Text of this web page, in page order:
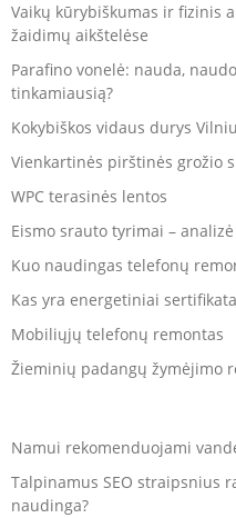
Vaikų kūrybiškumas ir fizinis
žaidimų aikštelėse
Parafino vonelė: nauda,
tinkamiausią?
Kokybiškos vidaus durys
Vienkartinės pirštinės grožio
WPC terasinės lentos
Eismo srauto tyrimai –
Kuo naudingas telefonų
Kas yra energetiniai
Mobiliųjų telefonų remontas
Žieminių padangų žymėjimo
Namui rekomenduojami
Talpinamus SEO straipsnius
naudinga?